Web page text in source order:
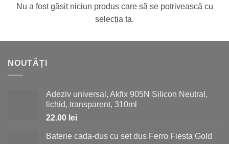
Nu a fost găsit niciun produs care să se potrivească cu
selecția ta.
NOUTĂȚI
Adeziv universal, Akfix 905N Silicon Neutral,
lichid, transparent, 310ml
22.00 lei
Baterie cada-dus cu set dus Ferro Fiesta Gold